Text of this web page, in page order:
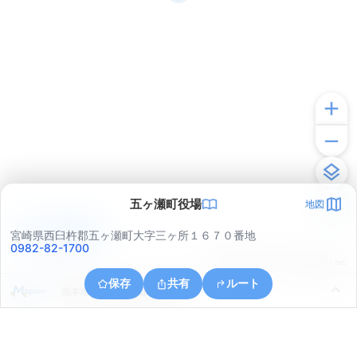
五ヶ瀬町役場 地図
宮崎県西臼杵郡五ヶ瀬町大字三ヶ所１６７０番地
0982-82-1700
保存 共有 ルート
熊本県上益城郡山都町馬見原
アプリで見る